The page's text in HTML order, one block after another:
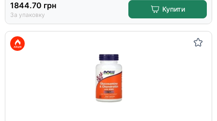
1844.70 грн
За упаковку
Купити